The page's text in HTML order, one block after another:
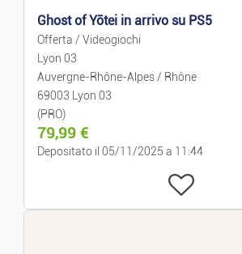
Ghost of Yōtei in arrivo su PS5
Offerta / Videogiochi
Lyon 03
Auvergne-Rhône-Alpes / Rhône
69003 Lyon 03
(PRO)
79,99 €
Depositato il 05/11/2025 a 11:44